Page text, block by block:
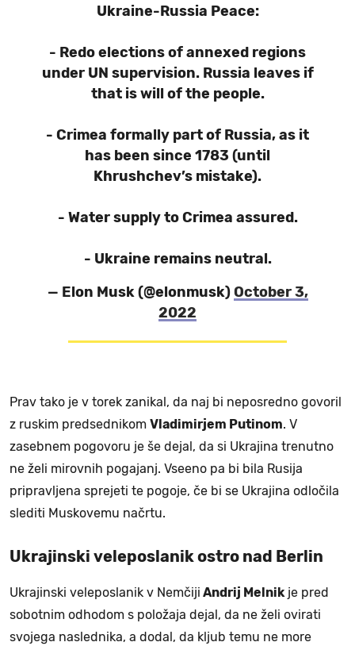
Ukraine-Russia Peace:
- Redo elections of annexed regions
under UN supervision. Russia leaves if
that is will of the people.
- Crimea formally part of Russia, as it
has been since 1783 (until
Khrushchev’s mistake).
- Water supply to Crimea assured.
- Ukraine remains neutral.
— Elon Musk (@elonmusk)October 3,
2022
Prav tako je v torek zanikal, da naj bi neposredno govoril
z ruskim predsednikom Vladimirjem Putinom. V
zasebnem pogovoru je še dejal, da si Ukrajina trenutno
ne želi mirovnih pogajanj. Vseeno pa bi bila Rusija
pripravljena sprejeti te pogoje, če bi se Ukrajina odločila
slediti Muskovemu načrtu.
Ukrajinski veleposlanik ostro nad Berlin
Ukrajinski veleposlanik v Nemčiji Andrij Melnikje pred
sobotnim odhodom s položaja dejal, da ne želi ovirati
svojega naslednika, a dodal, da kljub temu ne more